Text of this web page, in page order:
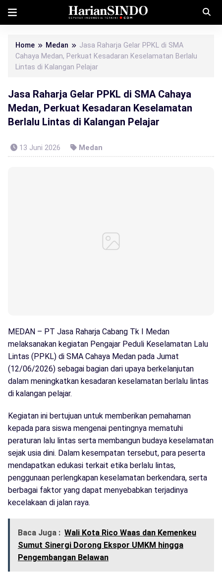
Home Medan
Jasa Raharja Gelar PPKL di SMA
Cahaya Medan, Perkuat Kesadaran Keselamatan Berlalu
Lintas di Kalangan Pelajar
Jasa Raharja Gelar PPKL di SMA Cahaya
Medan, Perkuat Kesadaran Keselamatan
Berlalu Lintas di Kalangan Pelajar
13 Juni 2026 Medan
MEDAN – PT Jasa Raharja Cabang Tk I Medan
melaksanakan kegiatan Pengajar Peduli Keselamatan Lalu
Lintas (PPKL) di SMA Cahaya Medan pada Jumat
(12/06/2026) sebagai bagian dari upaya berkelanjutan
dalam meningkatkan kesadaran keselamatan berlalu lintas
di kalangan pelajar.
Kegiatan ini bertujuan untuk memberikan pemahaman
kepada para siswa mengenai pentingnya mematuhi
peraturan lalu lintas serta membangun budaya keselamatan
sejak usia dini. Dalam kesempatan tersebut, para peserta
mendapatkan edukasi terkait etika berlalu lintas,
penggunaan perlengkapan keselamatan berkendara, serta
berbagai faktor yang dapat menyebabkan terjadinya
kecelakaan di jalan raya.
Baca Juga : Wali Kota Rico Waas dan Kemenkeu
Sumut Sinergi Dorong Ekspor UMKM hingga
Pengembangan Belawan